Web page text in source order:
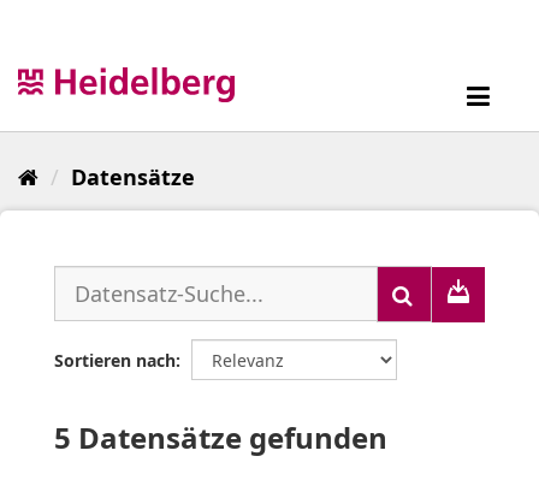
Datensätze
Sortieren nach
5 Datensätze gefunden